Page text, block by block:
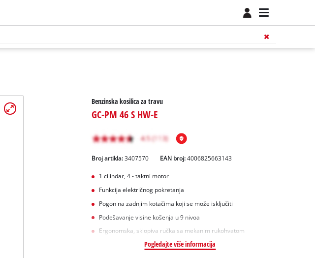
Benzinska kosilica za travu
GC-PM 46 S HW-E
Broj artikla: 3407570 EAN broj:4006825663143
1 cilindar, 4 - taktni motor
Funkcija električnog pokretanja
Pogon na zadnjim kotačima koji se može isključiti
Podešavanje visine košenja u 9 nivoa
Ergonomska, sklopiva ručka sa mekanim rukohvatom
Pogledajte više informacija